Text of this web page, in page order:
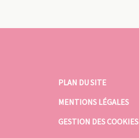
PLAN DU SITE
MENTIONS LÉGALES
GESTION DES COOKIES